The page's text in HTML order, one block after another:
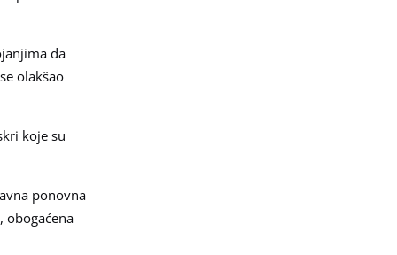
da
olakšao
koje su
ponovna
obogaćena